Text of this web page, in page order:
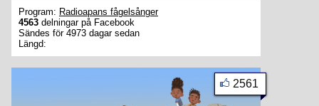
Program: Radioapans fågelsånger
4563 delningar på Facebook
Sändes för 4973 dagar sedan
Längd:
2561